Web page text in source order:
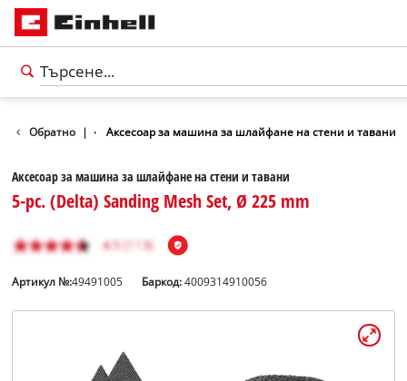
български
Обратно |
инструменти Аксесоар за машина за шлайфане на стени и тавани
Аксесоар за машина за шлайфане на стени и тавани
5-pc. (Delta) Sanding Mesh Set, Ø 225 mm
Артикул №:49491005 Баркод:4009314910056